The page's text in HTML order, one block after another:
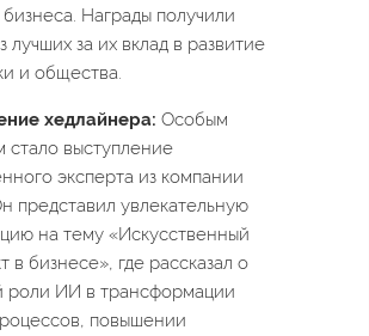
Награды получили
лучших за их вклад в развитие
и общества.
хедлайнера: Особым
стало выступление
эксперта из компании
представил увлекательную
на тему «Искусственный
в бизнесе», где рассказал о
роли ИИ в трансформации
повышении